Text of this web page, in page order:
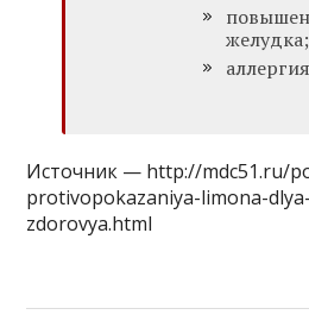
желудка;
Источник — http://mdc51.ru/
protivopokazaniya-limona-
zdorovya.html